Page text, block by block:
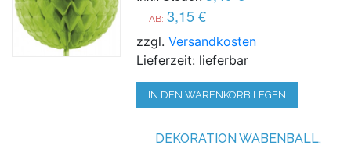
AB: 3,15 €
zzgl.Versandkosten
Lieferzeit: lieferbar
IN DEN WARENKORB LEGEN
DEKORATION WABENBALL,